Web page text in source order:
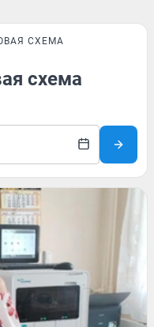
СХЕМА
схема